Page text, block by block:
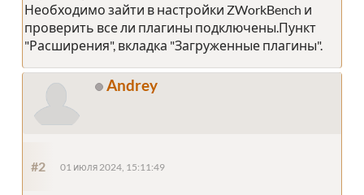
Необходимо зайти в настройки ZWorkBench и
проверить все ли плагины подключены.Пункт
"Расширения", вкладка "Загруженные плагины".
Andrey
#2 01 июля 2024, 15:11:49